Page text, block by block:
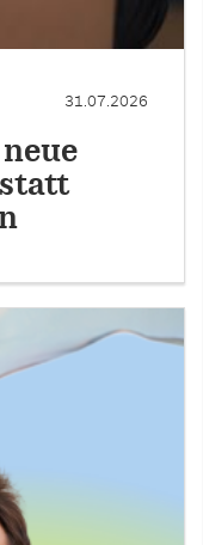
31.07.2026